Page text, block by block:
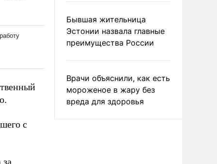
с
Бывшая жительница
Эстонии назвала главные
преимущества России
Врачи объяснили, как есть
мороженое в жару без
вреда для здоровья